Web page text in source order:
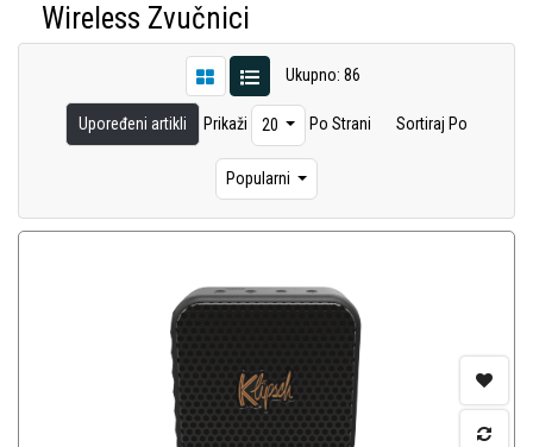
Wireless Zvučnici
Ukupno: 86
Upoređeni artikli Prikaži 20 Po Strani Sortiraj Po
Popularni